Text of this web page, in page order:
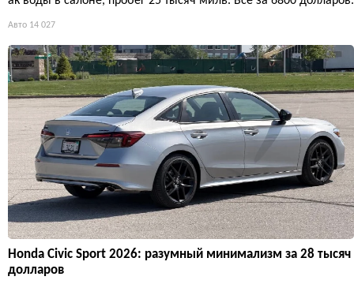
Авто 14 027
Honda Civic Sport 2026: разумный минимализм за 28 тысяч
долларов